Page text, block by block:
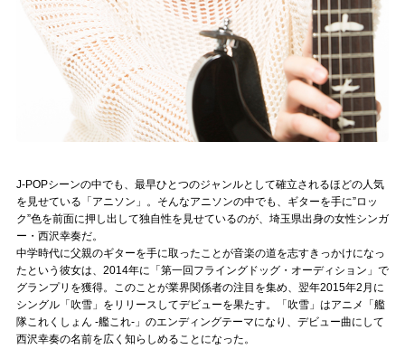
Follow us
Official SNS
J-POPシーンの中でも、最早ひとつのジャンルとして確立されるほどの人気
を見せている「アニソン」。そんなアニソンの中でも、ギターを手に”ロッ
ク”色を前面に押し出して独自性を見せているのが、埼玉県出身の女性シンガ
ー・西沢幸奏だ。
中学時代に父親のギターを手に取ったことが音楽の道を志すきっかけになっ
たという彼女は、2014年に「第一回フライングドッグ・オーディション」で
グランプリを獲得。このことが業界関係者の注目を集め、翌年2015年2月に
シングル「吹雪」をリリースしてデビューを果たす。「吹雪」はアニメ「艦
隊これくしょん -艦これ-」のエンディングテーマになり、デビュー曲にして
西沢幸奏の名前を広く知らしめることになった。